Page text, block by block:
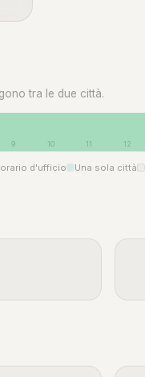
tra le due città.
9 10 11 12
d'ufficio Una sola città